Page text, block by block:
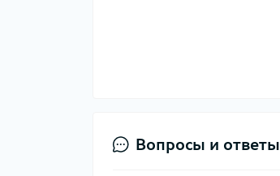
Вопросы и ответы